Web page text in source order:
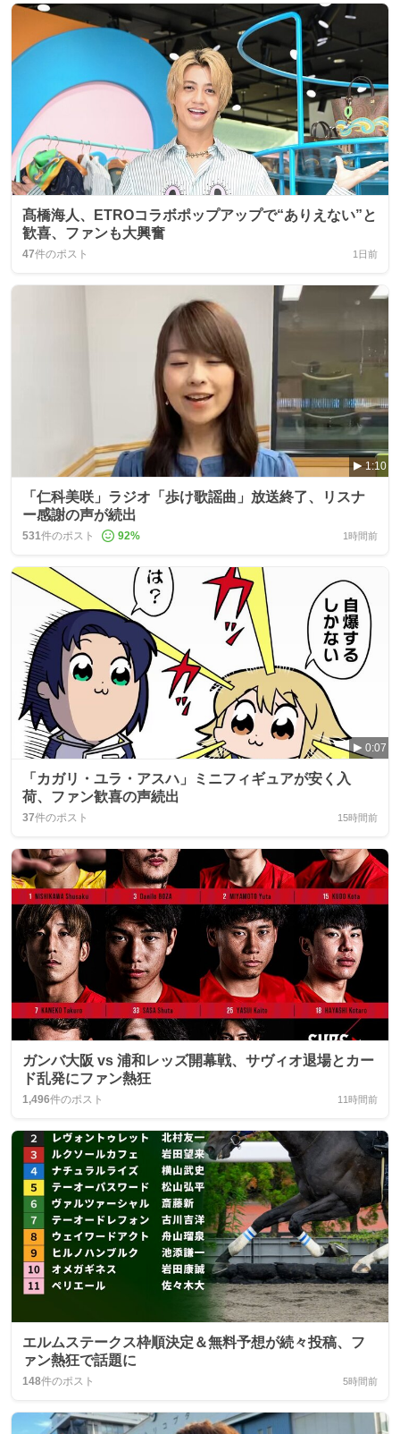
髙橋海人、ETROコラボポップアップで“ありえない”と
歓喜、ファンも大興奮
47件のポスト 1日前
1:10
「仁科美咲」ラジオ「歩け歌謡曲」放送終了、リスナ
ー感謝の声が続出
531件のポスト 92% 1時間前
0:07
「カガリ・ユラ・アスハ」ミニフィギュアが安く入
荷、ファン歓喜の声続出
37件のポスト 15時間前
ガンバ大阪 vs 浦和レッズ開幕戦、サヴィオ退場とカー
ド乱発にファン熱狂
1,496件のポスト 11時間前
エルムステークス枠順決定＆無料予想が続々投稿、フ
ァン熱狂で話題に
148件のポスト 5時間前